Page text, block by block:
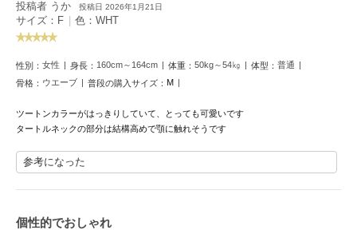
HUNTER
ハンター
ホカ オネオネ
KEEN
キーン
投稿者 うか 投稿日 2026年1月21日
サイズ：F | 色：WHT
性別： 女性 身長： 160cm～164cm 体重： 50kg～54㎏ 体型： 普通
骨格： ウエーブ 普段の購入サイズ： M
ツートンカラーがはっきりしていて、とっても可愛いです
タートルネックの部分は結構高めで顎に触れそうです
参考になった
個性的でおしゃれ